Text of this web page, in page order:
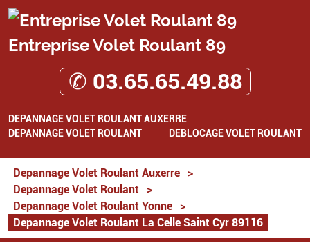
Entreprise Volet Roulant 89
✆ 03.65.65.49.88
DEPANNAGE VOLET ROULANT AUXERRE
DEPANNAGE VOLET ROULANT
DEBLOCAGE VOLET ROULANT
Depannage Volet Roulant Auxerre
>
Depannage Volet Roulant
>
Depannage Volet Roulant Yonne
>
Depannage Volet Roulant La Celle Saint Cyr 89116